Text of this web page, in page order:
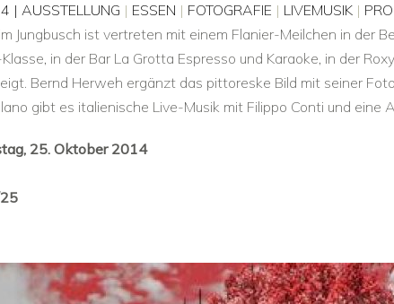
| AUSSTELLUNG | ESSEN | FOTOGRAFIE | LIVEMUSIK |
Jungbusch ist vertreten mit einem Flanier-Meilchen in der
in der Bar La Grotta Espresso und Karaoke, in der
Bernd Herweh ergänzt das pittoreske Bild mit seiner
gibt es italienische Live-Musik mit Filippo Conti und eine
25. Oktober 2014